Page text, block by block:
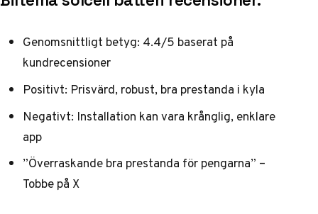
Genomsnittligt betyg: 4.4/5 baserat på
kundrecensioner
Positivt: Prisvärd, robust, bra prestanda i kyla
Negativt: Installation kan vara krånglig, enklare
app
”Överraskande bra prestanda för pengarna” –
Tobbe på X